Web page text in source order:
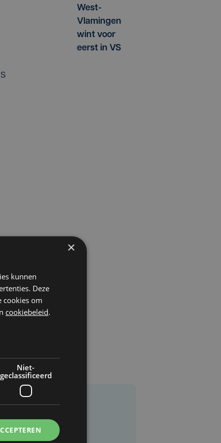
West-
Vlamingen
wint voor
eerst in VS
×
kunnen
Deze
cookies om
cookiebeleid.
Niet-
geclassificeerd